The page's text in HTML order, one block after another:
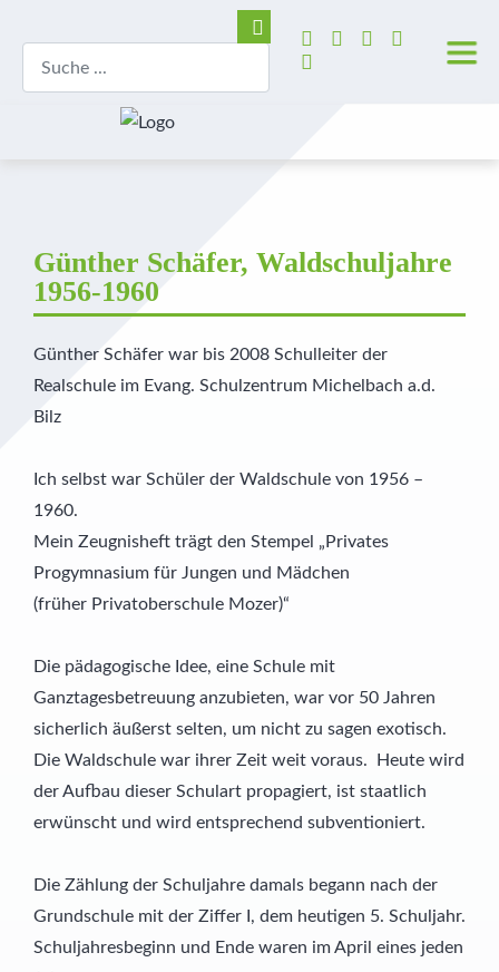
Günther Schäfer, Waldschuljahre
1956-1960
Günther Schäfer war bis 2008 Schulleiter der
Realschule im Evang. Schulzentrum Michelbach a.d.
Bilz
Ich selbst war Schüler der Waldschule von 1956 –
1960.
Mein Zeugnisheft trägt den Stempel „Privates
Progymnasium für Jungen und Mädchen
(früher Privatoberschule Mozer)“
Die pädagogische Idee, eine Schule mit
Ganztagesbetreuung anzubieten, war vor 50 Jahren
sicherlich äußerst selten, um nicht zu sagen exotisch.
Die Waldschule war ihrer Zeit weit voraus. Heute wird
der Aufbau dieser Schulart propagiert, ist staatlich
erwünscht und wird entsprechend subventioniert.
Die Zählung der Schuljahre damals begann nach der
Grundschule mit der Ziffer I, dem heutigen 5. Schuljahr.
Schuljahresbeginn und Ende waren im April eines jeden